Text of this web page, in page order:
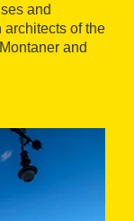
and
architects of the
and